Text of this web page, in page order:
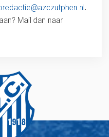
.
Mail dan naar